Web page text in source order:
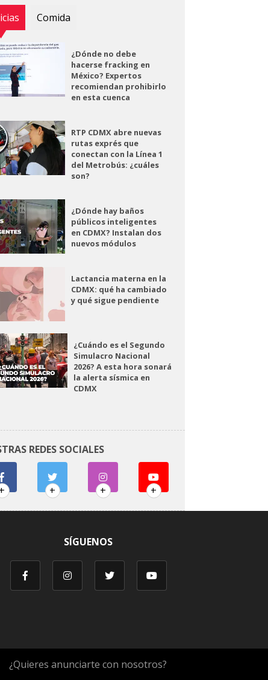
Comida
¿Dónde no debe
hacerse fracking en
México? Expertos
recomiendan prohibirlo
en esta cuenca
RTP CDMX abre nuevas
rutas exprés que
conectan con la Línea 1
del Metrobús: ¿cuáles
son?
¿Dónde hay baños
públicos inteligentes
en CDMX? Instalan dos
nuevos módulos
Lactancia materna en la
CDMX: qué ha cambiado
y qué sigue pendiente
¿Cuándo es el Segundo
Simulacro Nacional
2026? A esta hora sonará
la alerta sísmica en
CDMX
REDES SOCIALES
+ + + +
SÍGUENOS
¿Quieres anunciarte con nosotros?